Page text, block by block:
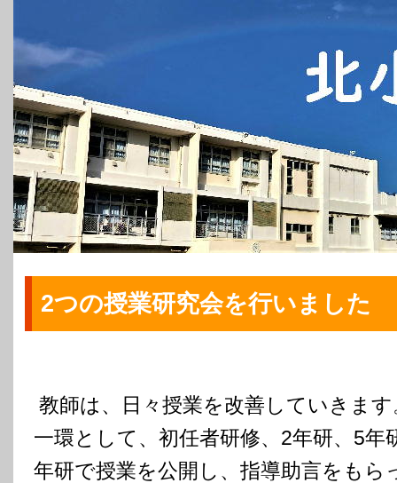
2つの授業研究会を行いました
教師は、日々授業を改善していきま
一環として、初任者研修、2年研、5年
年研で授業を公開し、指導助言をもら